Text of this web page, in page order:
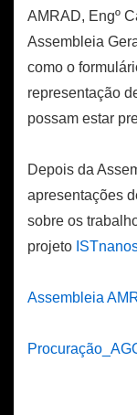
AMRAD, Engº
Assembleia
como o
representação
possam estar
Depois da
apresentações
sobre os
projeto
Assembleia